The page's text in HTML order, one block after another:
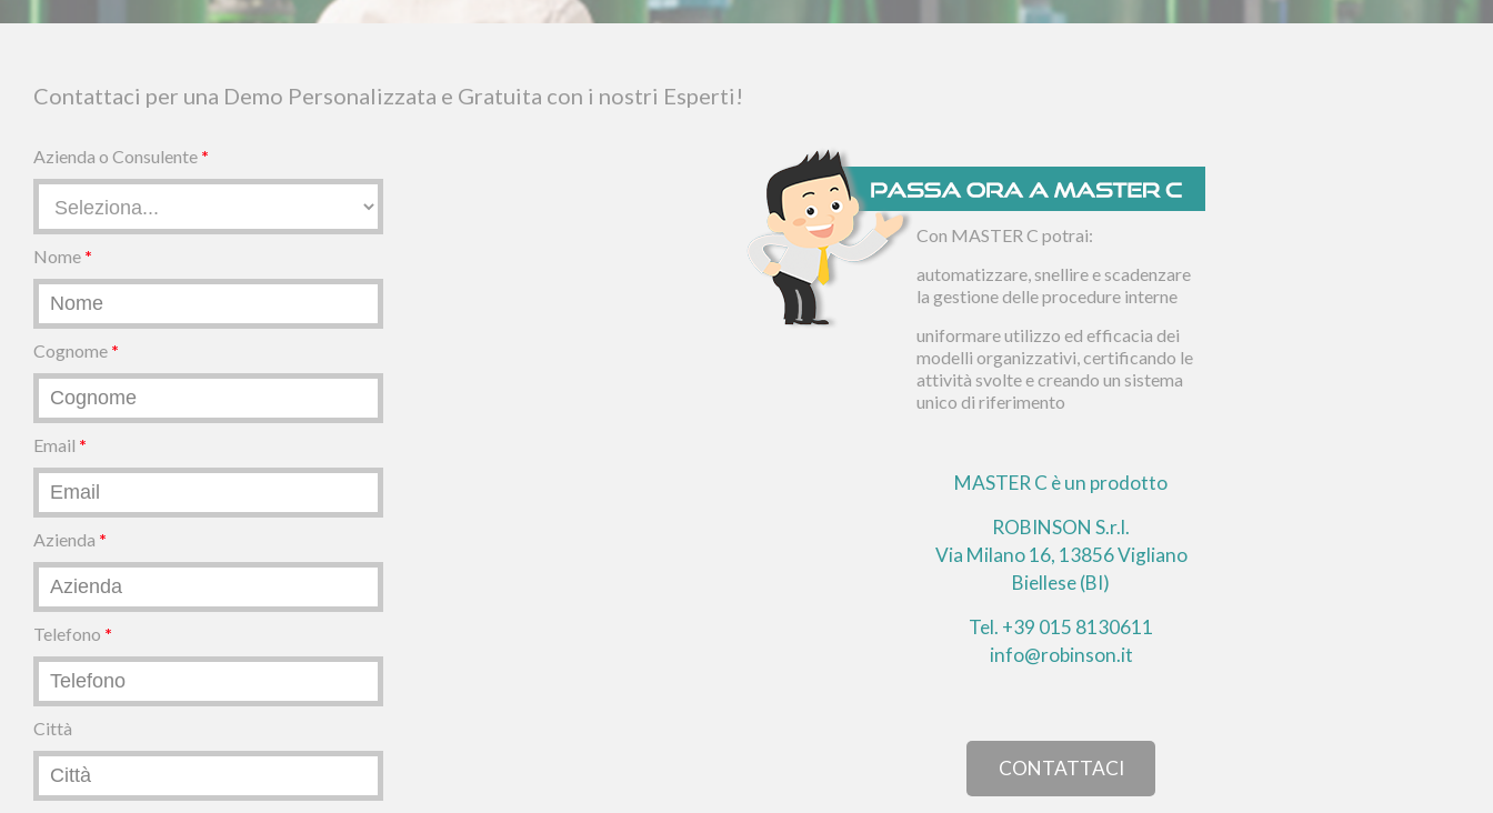
Contattaci per una Demo Personalizzata e Gratuita con i nostri Esperti!
Con MASTER C potrai:
automatizzare, snellire e scadenzare
la gestione delle procedure interne
uniformare utilizzo ed efficacia dei
modelli organizzativi, certificando le
attività svolte e creando un sistema
unico di riferimento
MASTER C è un prodotto
ROBINSON S.r.l.
Via Milano 16, 13856 Vigliano
Biellese (BI)
Tel. +39 015 8130611
info@robinson.it
CONTATTACI